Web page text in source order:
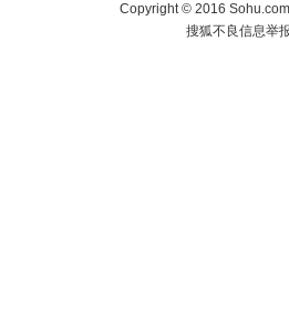
Copyright©2016
搜狐不良信息举